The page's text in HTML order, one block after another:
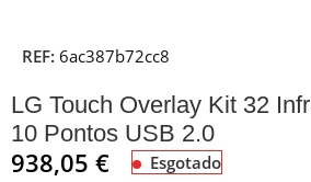
REF:6ac387b72cc8
LG Touch Overlay Kit 32
10 Pontos USB 2.0
938,05€ Esgotado